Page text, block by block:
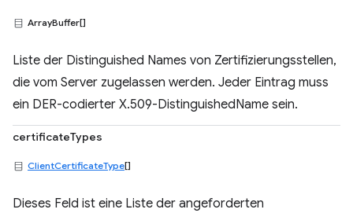
ArrayBuffer[]
Liste der Distinguished Names von Zertifizierungsstellen,
die vom Server zugelassen werden. Jeder Eintrag muss
ein DER-codierter X.509-DistinguishedName sein.
certificateTypes
ClientCertificateType[]
Dieses Feld ist eine Liste der angeforderten